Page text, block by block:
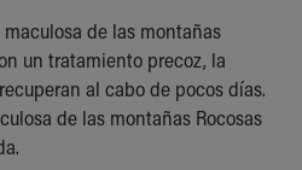
de las montañas
un tratamiento precoz, la
al cabo de pocos días.
de las montañas Rocosas